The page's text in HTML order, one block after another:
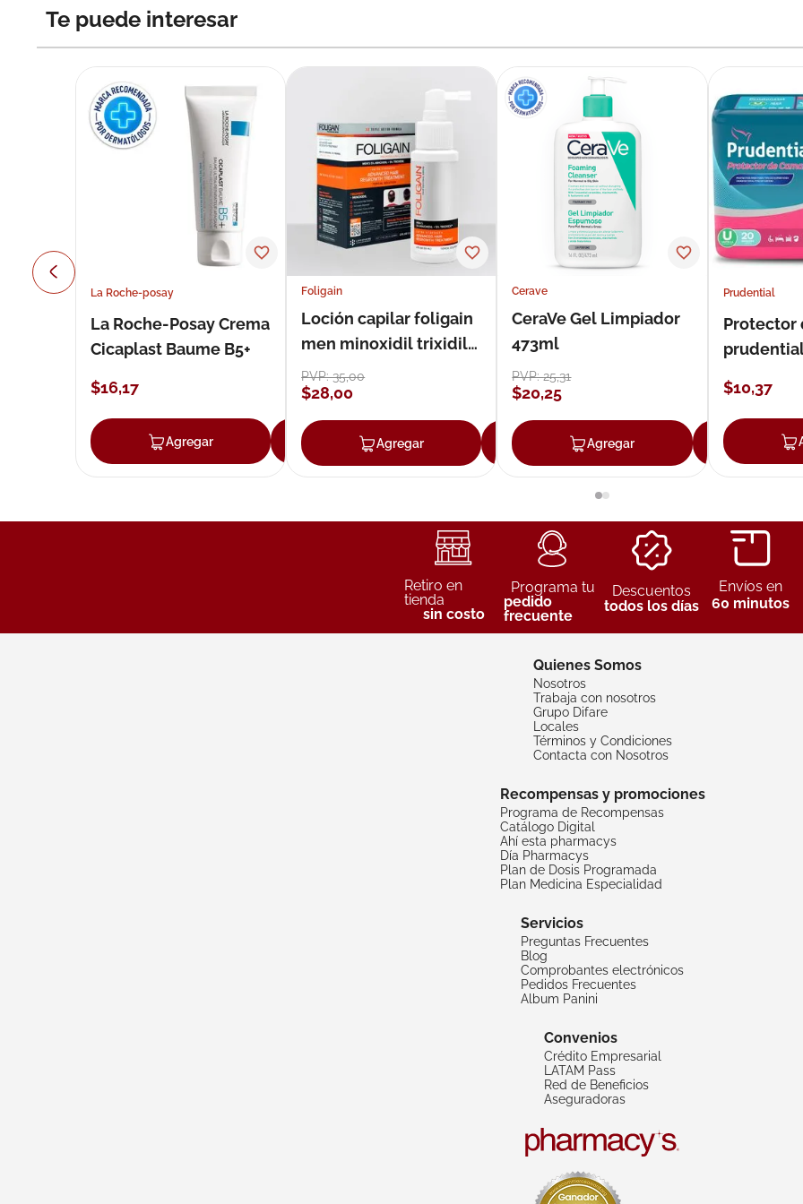
Te puede interesar
La Roche-posay
La Roche-Posay Crema
Cicaplast Baume B5+
$16,17
Agregar Agregar
Foligain
Loción capilar foligain
men minoxidil trixidil
loción 59 ml
PVP:35,00
$28,00
Agregar Agregar
Cerave
CeraVe Gel Limpiador
473ml
PVP:25,31
$20,25
Agregar
Prudential
Protector
$10,37
Retiro en
tienda
sin costo
Programa tu
pedido
frecuente
Descuentos
todos los días
Envíos en
60 minutos
Quienes Somos
Nosotros
Trabaja con nosotros
Grupo Difare
Locales
Términos y Condiciones
Contacta con Nosotros
Recompensas y promociones
Programa de Recompensas
Catálogo Digital
Ahí esta pharmacys
Día Pharmacys
Plan de Dosis Programada
Plan Medicina Especialidad
Servicios
Preguntas Frecuentes
Blog
Comprobantes electrónicos
Pedidos Frecuentes
Album Panini
Convenios
Crédito Empresarial
LATAM Pass
Red de Beneficios
Aseguradoras